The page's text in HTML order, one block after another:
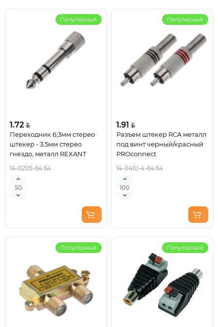
Популярный
1.72
Переходник 6,3мм стерео
штекер - 3.5мм стерео
гнездо, металл REXANT
14-0205-64 64
Популярный
1.91
Разъем штекер RCA металл
под винт черный/красный
PROconnect
14-0410-4-64 64
Популярный Популярный